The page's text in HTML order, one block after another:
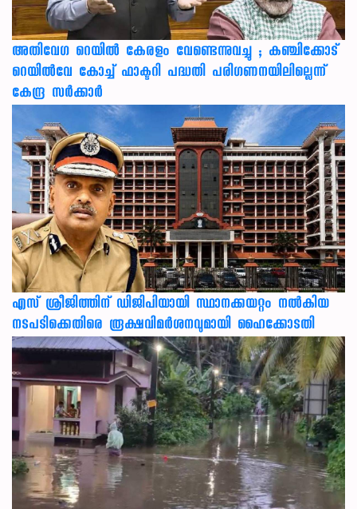
അതിവേഗ റെയിൽ കേരളം വേണ്ടെന്നുവച്ചു ; കഞ്ചിക്കോട്
റെയിൽവേ കോച്ച് ഫാക്ടറി പദ്ധതി പരിഗണനയിലില്ലെന്ന്
കേന്ദ്ര സർക്കാർ
എസ് ശ്രീജിത്തിന് ഡിജിപിയായി സ്ഥാനക്കയറ്റം നൽകിയ
നടപടിക്കെതിരെ രൂക്ഷവിമർശനവുമായി ഹൈക്കോടതി